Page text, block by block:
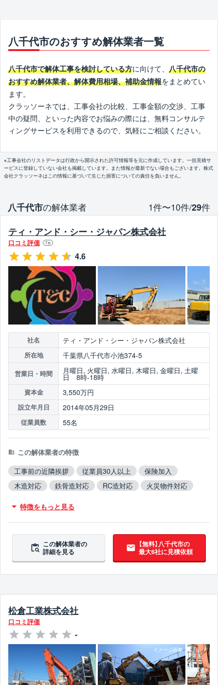
八千代市のおすすめ解体業者一覧
八千代市で解体工事を検討している方に向けて、 八千代市の
おすすめ解体業者、解体費用相場、補助金情報をまとめてい
ます。
クラッソーネでは、工事会社の比較、工事金額の交渉、工事
中の疑問、といった内容でお悩みの際には、無料コンサルテ
ィングサービスを利用できるので、気軽にご相談ください。
※工事会社のリストデータは行政から開示された許可情報等を元に作成しています。一括見積サ
ービスに登録していない会社も掲載しています。また情報が最新でない場合もございます。株式
会社クラッソーネはこの情報に基づいて生じた損害についての責任を負いません。
八千代市の解体業者 1件〜10件/29件
ティ・アンド・シー・ジャパン株式会社
口コミ評価 7件
4.6
社名 ティ・アンド・シー・ジャパン株式会社
所在地 千葉県八千代市小池374-5
営業日・時間 月曜日, 火曜日, 水曜日, 木曜日, 金曜日, 土曜
日 8時-18時
資本金 3,550万円
設立年月日 2014年05月29日
従業員数 55名
この解体業者の特徴
工事前の近隣挨拶
従業員30人以上
保険加入
木造対応
鉄骨造対応 RC造対応
火災物件対応
特徴をもっと見る
この解体業者の
詳細を見る
【無料】八千代市の
最大6社に見積依頼
松倉工業株式会社
口コミ評価
-